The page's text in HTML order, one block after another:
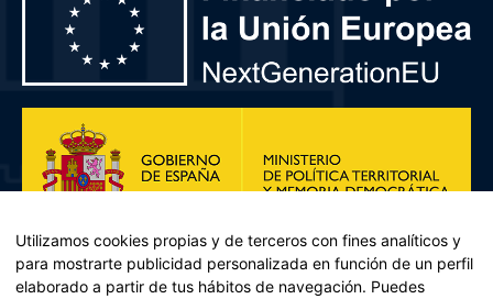
Utilizamos cookies propias y de terceros con fines analíticos y
para mostrarte publicidad personalizada en función de un perfil
elaborado a partir de tus hábitos de navegación. Puedes